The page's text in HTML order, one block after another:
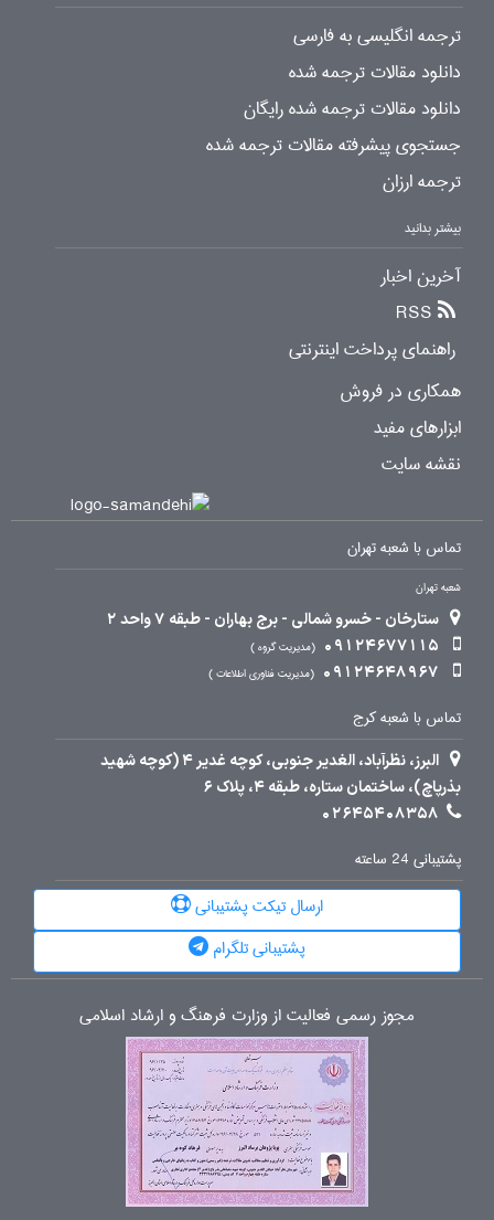
ترجمه انگلیسی به فارسی
دانلود مقالات ترجمه شده
دانلود مقالات ترجمه شده رایگان
جستجوی پیشرفته مقالات ترجمه شده
ترجمه ارزان
بیشتر بدانید
آخرین اخبار
RSS
راهنمای پرداخت اینترنتی
همکاری در فروش
ابزارهای مفید
نقشه سایت
تماس با شعبه تهران
شعبه تهران
ستارخان - خسرو شمالی - برج بهاران - طبقه 7 واحد 2
09124677115
مدیریت گروه
09124648967 مدیریت فناوری اطلاعات
تماس با شعبه کرج
البرز، نظرآباد، الغدیر جنوبی، کوچه غدیر 4 (کوچه شهید
بذرپاچ)، ساختمان ستاره، طبقه 4، پلاک 6
02645408358
پشتیبانی 24 ساعته
ارسال تیکت پشتیبانی
پشتیبانی تلگرام
مجوز رسمی فعالیت از وزارت فرهنگ و ارشاد اسلامی